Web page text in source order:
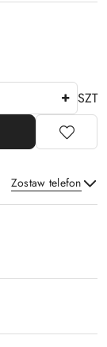
SZT
Zostaw telefon